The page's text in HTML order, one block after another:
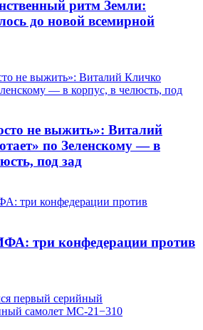
ритм Земли:
до новой всемирной
не выжить»: Виталий
по Зеленскому — в
под зад
три конфедерации против